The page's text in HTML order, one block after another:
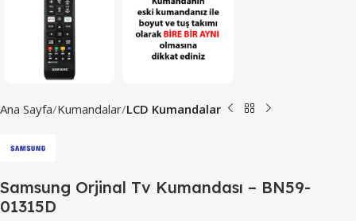
Ana Sayfa Kumandalar LCD Kumandalar
Samsung Orjinal Tv Kumandası – BN59-
01315D